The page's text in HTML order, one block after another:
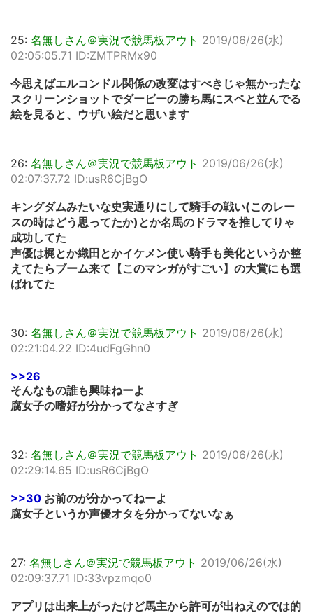
25: 名無しさん＠実況で競馬板アウト 2019/06/26(水)
02:05:05.71 ID:ZMTPRMx90
今思えばエルコンドル関係の改変はすべきじゃ無かったな
スクリーンショットでダービーの勝ち馬にスペと並んでる
絵を見ると、ウザい絵だと思います
26: 名無しさん＠実況で競馬板アウト 2019/06/26(水)
02:07:37.72 ID:usR6CjBgO
キングダムみたいな史実通りにして騎手の戦い(このレー
スの時はどう思ってたか)とか名馬のドラマを推してりゃ
成功してた
声優は梶とか織田とかイケメン使い騎手も美化というか整
えてたらブーム来て【このマンガがすごい】の大賞にも選
ばれてた
30: 名無しさん＠実況で競馬板アウト 2019/06/26(水)
02:21:04.22 ID:4udFgGhn0
>>26
そんなもの誰も興味ねーよ
腐女子の嗜好が分かってなさすぎ
32: 名無しさん＠実況で競馬板アウト 2019/06/26(水)
02:29:14.65 ID:usR6CjBgO
>>30 お前のが分かってねーよ
腐女子というか声優オタを分かってないなぁ
27: 名無しさん＠実況で競馬板アウト 2019/06/26(水)
02:09:37.71 ID:33vpzmqo0
アプリは出来上がったけど馬主から許可が出ねえのでは的